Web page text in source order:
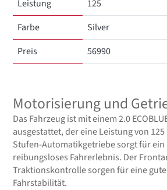
Leistung
125
Farbe
Silver
Preis
56990
Motorisierung und
Das Fahrzeug ist mit einem 2.0
ausgestattet, der eine Leistung von 125
Stufen-Automatikgetriebe sorgt für ein
reibungsloses Fahrerlebnis. Der
Traktionskontrolle sorgen für eine
Fahrstabilität.